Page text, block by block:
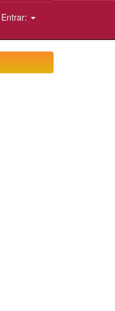
Entrar: